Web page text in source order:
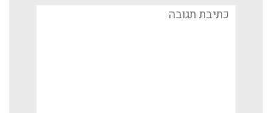
תגובה